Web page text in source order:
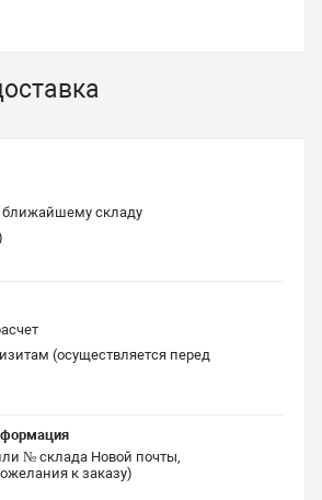
ближайшему складу
(осуществляется перед
№ склада Новой почты,
к заказу)